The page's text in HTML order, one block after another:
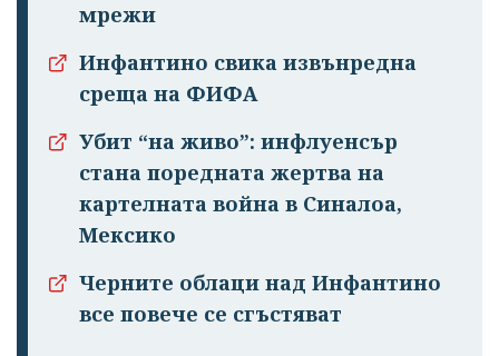
мрежи
Инфантино свика извънредна
среща на ФИФА
Убит “на живо”: инфлуенсър
стана поредната жертва на
картелната война в Синалоа,
Мексико
Черните облаци над Инфантино
все повече се сгъстяват